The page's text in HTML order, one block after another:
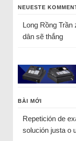
NEUESTE
Long Rồng Trần
dân sẽ thắng
BÀI MỚI
Repetición de
solución justa o